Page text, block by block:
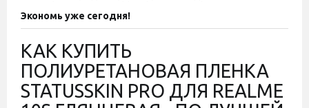
Экономь уже сегодня!
КАК КУПИТЬ
ПОЛИУРЕТАНОВАЯ ПЛЕНКА
STATUSSKIN PRO ДЛЯ REALME